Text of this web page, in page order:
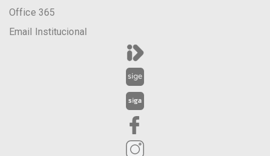
Office 365
Email Institucional